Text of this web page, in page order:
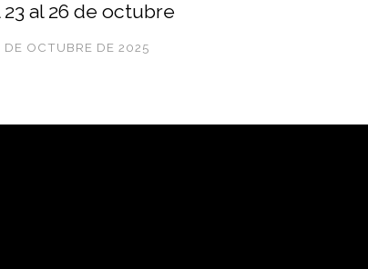
al 26 de octubre
DE OCTUBRE DE 2025